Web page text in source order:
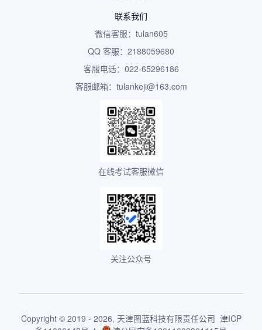
联系我们
微信客服：tulan605
QQ 客服：2188059680
客服电话：022-65296186
客服邮箱：tulankeji@163.com
在线考试客服微信
关注公众号
Copyright © 2019 - 2026, 天津图蓝科技有限责任公司 津ICP